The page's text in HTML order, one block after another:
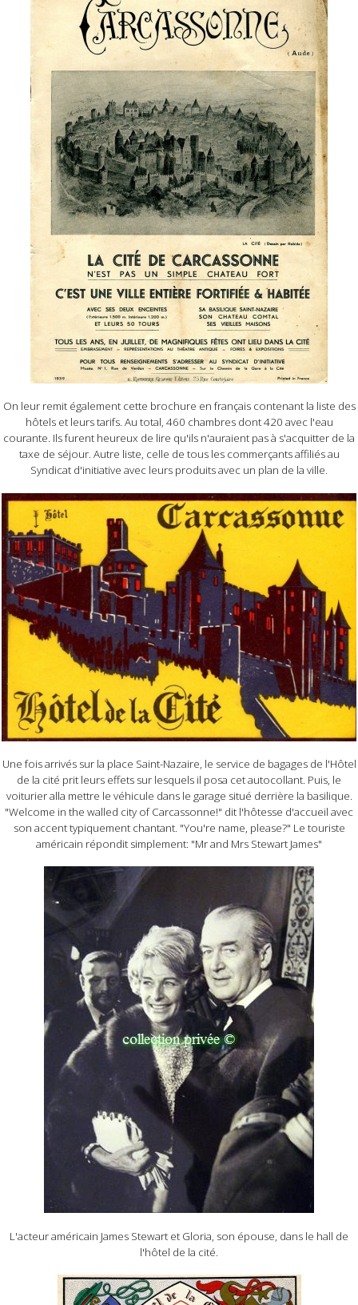
On leur remit également cette brochure en français contenant la liste des
hôtels et leurs tarifs. Au total, 460 chambres dont 420 avec l'eau
courante. Ils furent heureux de lire qu'ils n'auraient pas à s'acquitter de la
taxe de séjour. Autre liste, celle de tous les commerçants affiliés au
Syndicat d'initiative avec leurs produits avec un plan de la ville.
Une fois arrivés sur la place Saint-Nazaire, le service de bagages de l'Hôtel
de la cité prit leurs effets sur lesquels il posa cet autocollant. Puis, le
voiturier alla mettre le véhicule dans le garage situé derrière la basilique.
"Welcome in the walled city of Carcassonne!" dit l'hôtesse d'accueil avec
son accent typiquement chantant. "You're name, please?" Le touriste
américain répondit simplement: "Mr and Mrs Stewart James"
L'acteur américain James Stewart et Gloria, son épouse, dans le hall de
l'hôtel de la cité.